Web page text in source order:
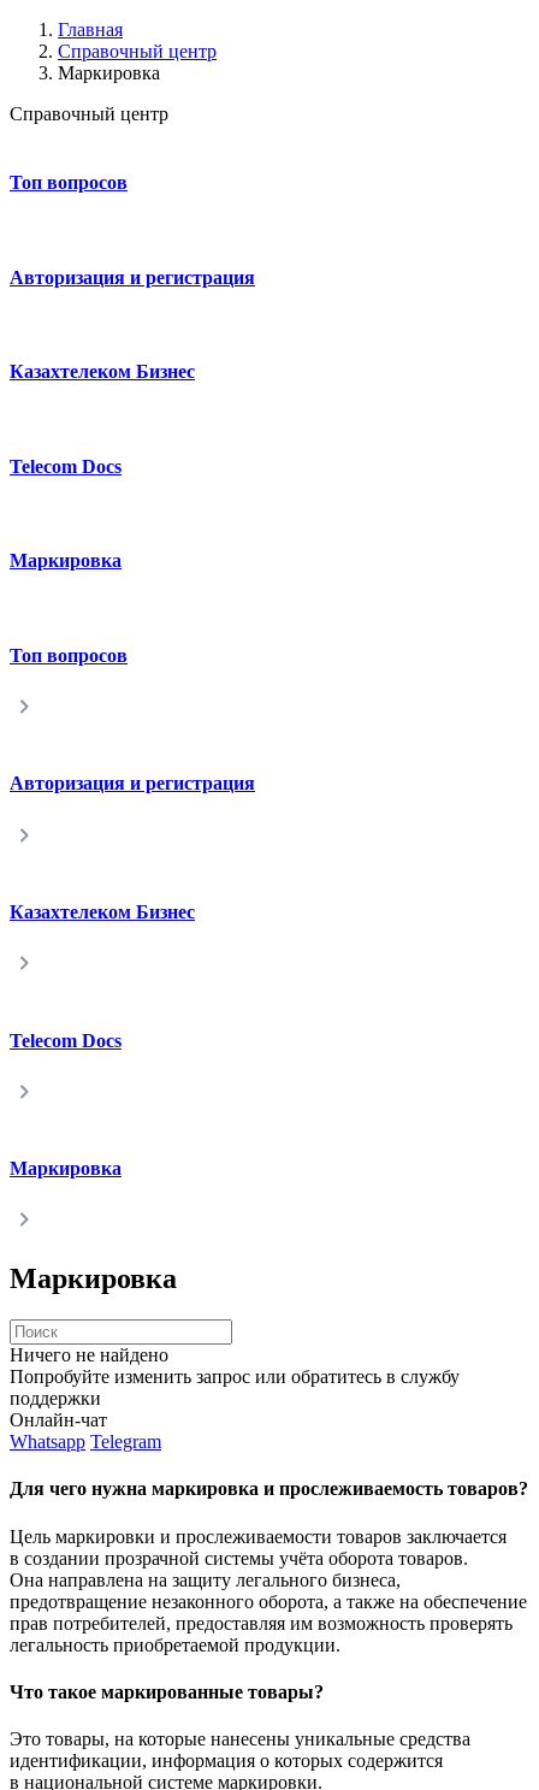
Главная
Справочный центр
Маркировка
Справочный центр
Топ вопросов
Авторизация и регистрация
Казахтелеком Бизнес
Telecom Docs
Маркировка
Топ вопросов
Авторизация и регистрация
Казахтелеком Бизнес
Telecom Docs
Маркировка
Маркировка
Ничего не найдено
Попробуйте изменить запрос или обратитесь в службу
поддержки
Онлайн-чат
Whatsapp Telegram
Для чего нужна маркировка и прослеживаемость товаров?
Цель маркировки и прослеживаемости товаров заключается
в создании прозрачной системы учёта оборота товаров.
Она направлена на защиту легального бизнеса,
предотвращение незаконного оборота, а также на обеспечение
прав потребителей, предоставляя им возможность проверять
легальность приобретаемой продукции.
Что такое маркированные товары?
Это товары, на которые нанесены уникальные средства
идентификации, информация о которых содержится
в национальной системе маркировки.